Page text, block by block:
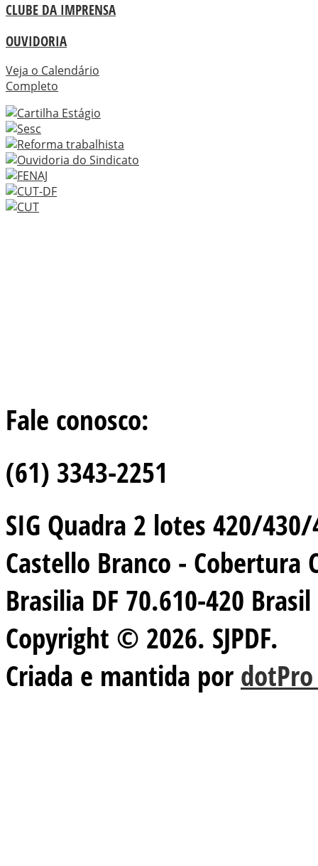
CLUBE DA IMPRENSA
OUVIDORIA
Veja o Calendário
Completo
Fale conosco:
(61) 3343-2251
SIG Quadra 2 lotes 420/
Castello Branco - Cobertura
Brasilia DF 70.610-420 Brasil
Copyright © 2026. SJPDF.
Criada e mantida por